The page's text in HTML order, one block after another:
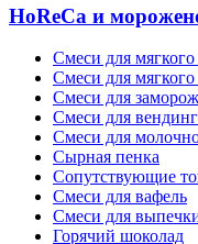
HoReCa и
Смеси для
Смеси для
Смеси для
Смеси для
Смеси для
Сырная пенка
Сопутствующие
Смеси для вафель
Смеси для
Горячий шоколад